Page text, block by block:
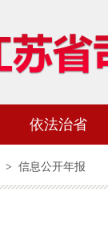
依法治省
> 信息公开年报